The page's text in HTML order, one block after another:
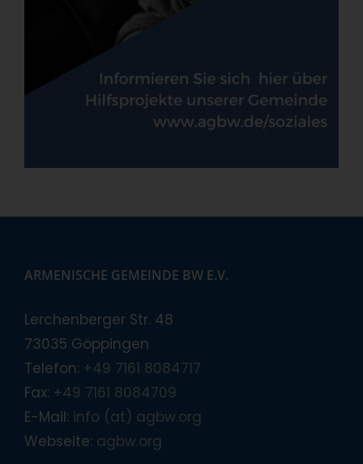
ARMENISCHE GEMEINDE BW E.V.
Lerchenberger Str. 48
73035 Göppingen
Telefon: +49 7161 8084717
Fax: +49 7161 8084709
E-Mail: info (at) agbw.org
Webseite: agbw.org